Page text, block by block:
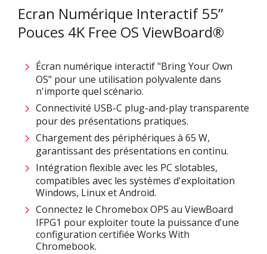
Ecran Numérique Interactif 55”
Pouces 4K Free OS ViewBoard®
Écran numérique interactif "Bring Your Own
OS" pour une utilisation polyvalente dans
n'importe quel scénario.
Connectivité USB-C plug-and-play transparente
pour des présentations pratiques.
Chargement des périphériques à 65 W,
garantissant des présentations en continu.
Intégration flexible avec les PC slotables,
compatibles avec les systèmes d'exploitation
Windows, Linux et Android.
Connectez le Chromebox OPS au ViewBoard
IFPG1 pour exploiter toute la puissance d’une
configuration certifiée Works With
Chromebook.